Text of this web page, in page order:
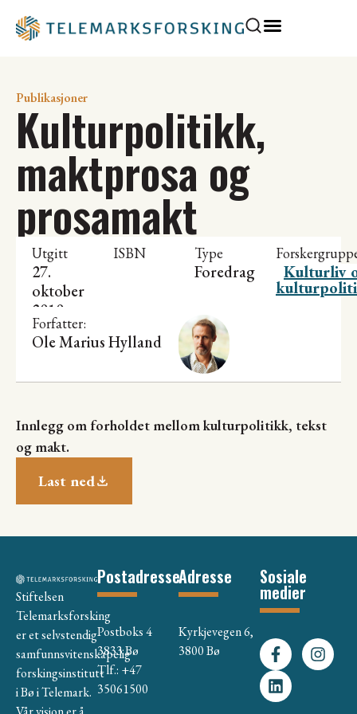
Publikasjoner
Kulturpolitikk,
maktprosa og
prosamakt
Utgitt
27.
oktober
2010
ISBN Type
Foredrag Kulturliv
Forfatter:
Ole Marius Hylland
Innlegg om forholdet mellom kulturpolitikk, tekst
og makt.
Last ned
Stiftelsen
Telemarksforsking
er et selvstendig
samfunnsvitenskapelig
forskingsinstitutt
i Bø i Telemark.
Postadresse
Postboks 4
3833 Bø
Tlf.: +47
35061500
Adresse
Kyrkjevegen 6,
3800 Bø
Sosiale
medier